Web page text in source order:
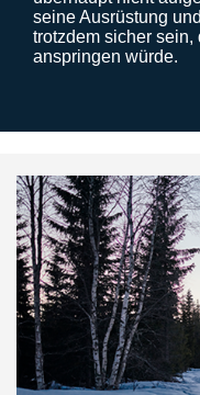
seine Ausrüstung
trotzdem sicher sein,
anspringen würde.